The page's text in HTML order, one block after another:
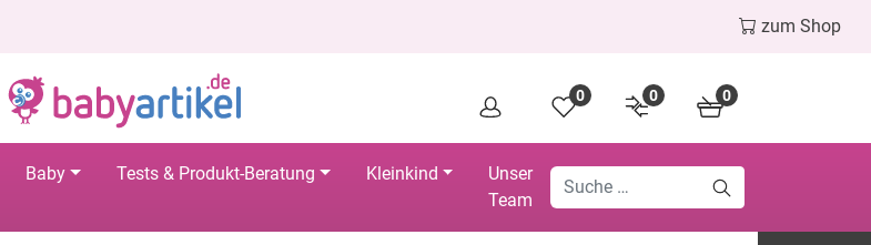
zum Shop
0
0
0
Baby Tests & Produkt-Beratung Kleinkind
Unser
Team